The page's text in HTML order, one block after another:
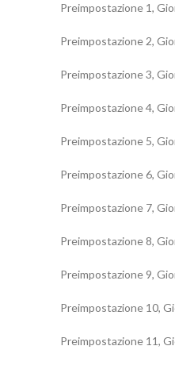
Preimpostazione 1,
Preimpostazione 2,
Preimpostazione 3,
Preimpostazione 4,
Preimpostazione 5,
Preimpostazione 6,
Preimpostazione 7,
Preimpostazione 8,
Preimpostazione 9,
Preimpostazione 10,
Preimpostazione 11,